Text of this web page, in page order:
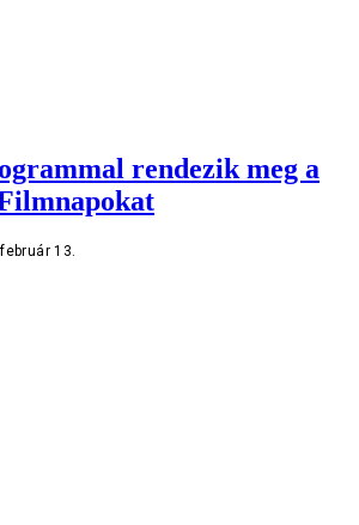
rendezik meg a
február 13.